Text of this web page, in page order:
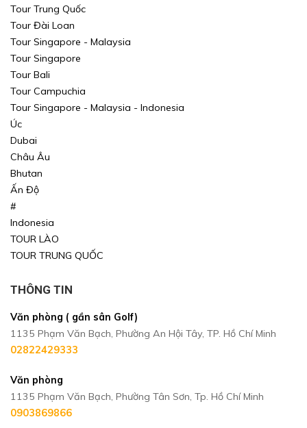
Tour Trung Quốc
Tour Đài Loan
Tour Singapore - Malaysia
Tour Singapore
Tour Bali
Tour Campuchia
Tour Singapore - Malaysia - Indonesia
Úc
Dubai
Châu Âu
Bhutan
Ấn Độ
#
Indonesia
TOUR LÀO
TOUR TRUNG QUỐC
THÔNG TIN
Văn phòng ( gần sân Golf)
1135 Phạm Văn Bạch, Phường An Hội Tây, TP. Hồ Chí Minh
02822429333
Văn phòng
1135 Phạm Văn Bạch, Phường Tân Sơn, Tp. Hồ Chí Minh
0903869866